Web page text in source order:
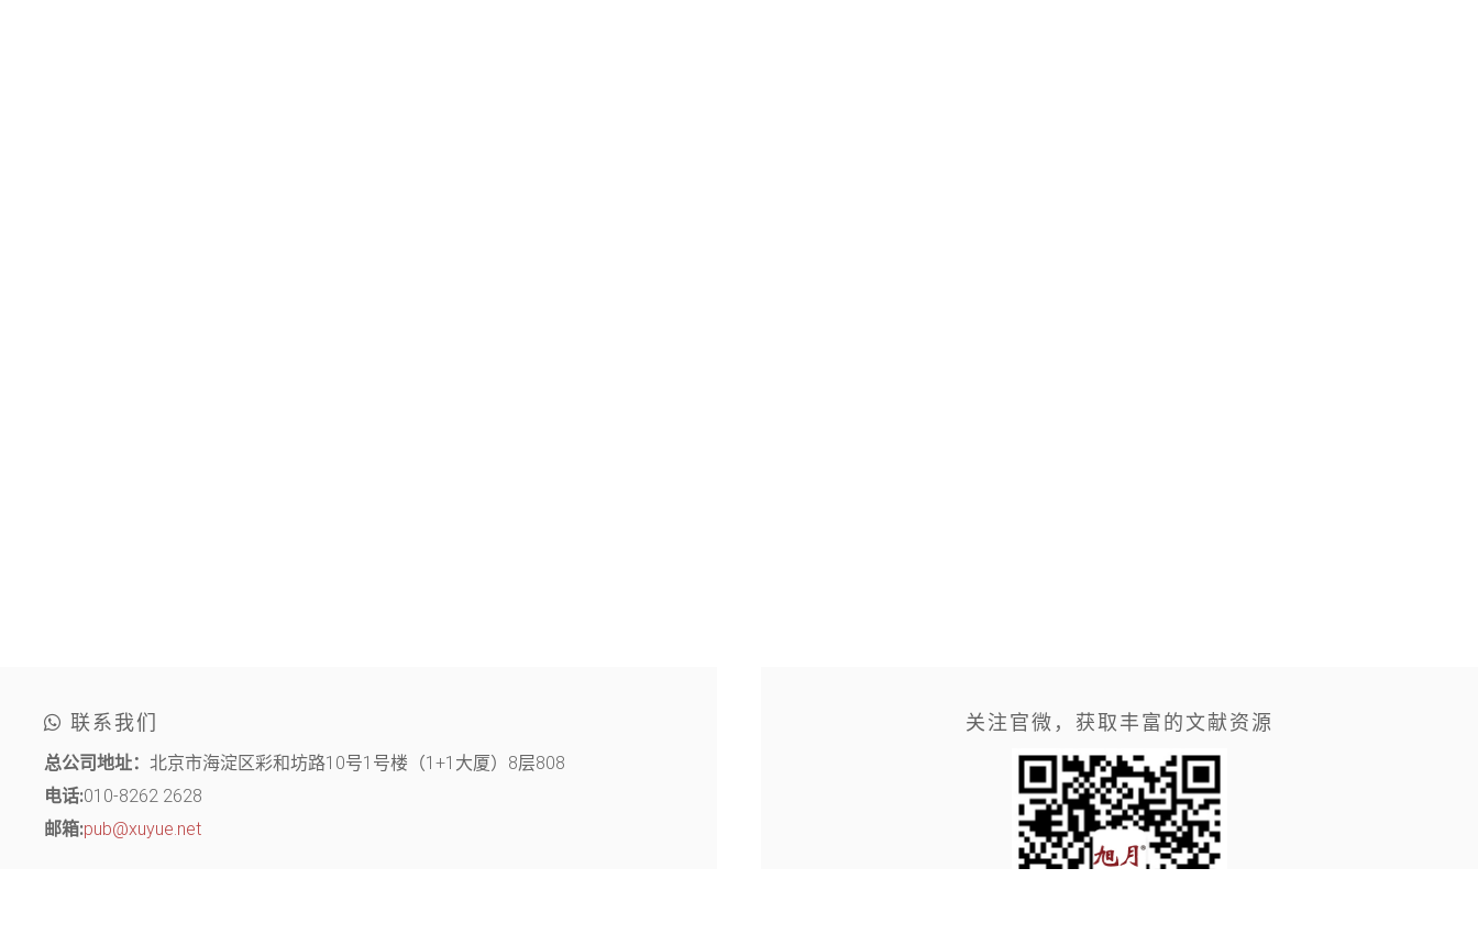
联系我们
总公司地址： 北京市海淀区彩和坊路10号1号楼（1+1大厦）8层808
电话:010-8262 2628
邮箱:pub@xuyue.net
关注官微，获取丰富的文献资源